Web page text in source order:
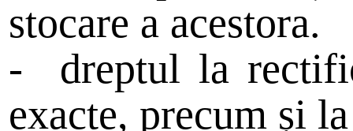
stocare a acestora.
-
dreptul la
exacte, precum și